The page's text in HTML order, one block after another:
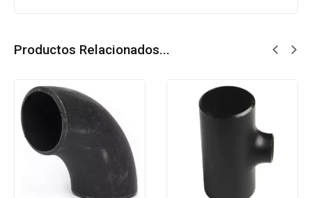
Productos Relacionados...